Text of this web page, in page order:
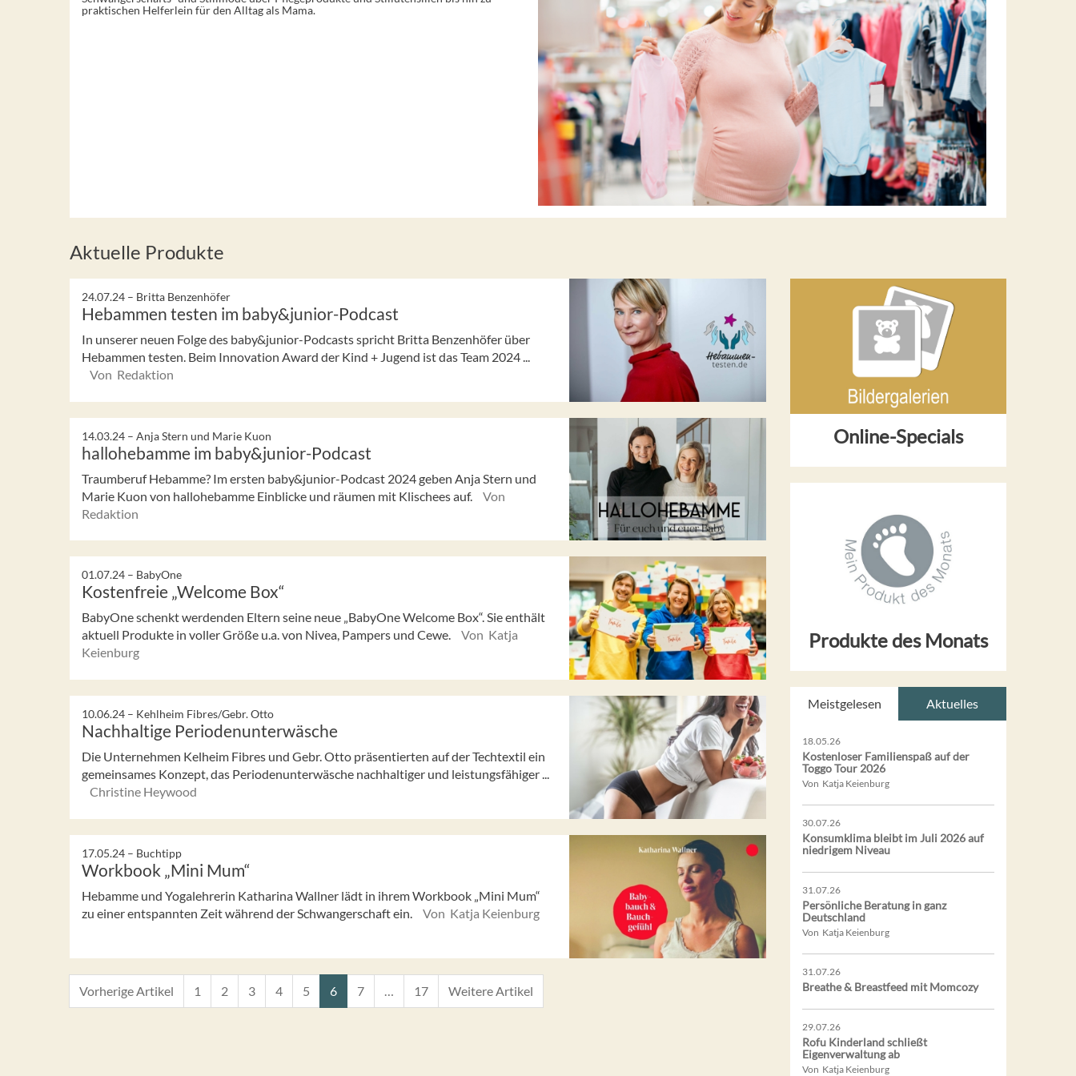
praktischen Helferlein für den Alltag als Mama.
Aktuelle Produkte
24.07.24 – Britta Benzenhöfer
Hebammen testen im baby&junior-Podcast
In unserer neuen Folge des baby&junior-Podcasts spricht Britta Benzenhöfer über
Hebammen testen. Beim Innovation Award der Kind + Jugend ist das Team 2024 ...
Von Redaktion
14.03.24 – Anja Stern und Marie Kuon
hallohebamme im baby&junior-Podcast
Traumberuf Hebamme? Im ersten baby&junior-Podcast 2024 geben Anja Stern und
Marie Kuon von hallohebamme Einblicke und räumen mit Klischees auf.
Von
Redaktion
01.07.24 – BabyOne
Kostenfreie „Welcome Box“
BabyOne schenkt werdenden Eltern seine neue „BabyOne Welcome Box“. Sie enthält
aktuell Produkte in voller Größe u.a. von Nivea, Pampers und Cewe.
Von Katja
Keienburg
10.06.24 – Kehlheim Fibres/Gebr. Otto
Nachhaltige Periodenunterwäsche
Die Unternehmen Kelheim Fibres und Gebr. Otto präsentierten auf der Techtextil ein
gemeinsames Konzept, das Periodenunterwäsche nachhaltiger und leistungsfähiger ...
Christine Heywood
17.05.24 – Buchtipp
Workbook „Mini Mum“
Hebamme und Yogalehrerin Katharina Wallner lädt in ihrem Workbook „Mini Mum“
zu einer entspannten Zeit während der Schwangerschaft ein.
Von Katja Keienburg
Vorherige Artikel 1 2 3 4 5 6 7 17 Weitere Artikel
Online-Specials
Produkte des Monats
Meistgelesen Aktuelles
18.05.26
Kostenloser Familienspaß auf der
Toggo Tour 2026
Von Katja Keienburg
30.07.26
Konsumklima bleibt im Juli 2026 auf
niedrigem Niveau
31.07.26
Persönliche Beratung in ganz
Deutschland
Von Katja Keienburg
31.07.26
Breathe & Breastfeed mit Momcozy
29.07.26
Rofu Kinderland schließt
Eigenverwaltung ab
Von Katja Keienburg